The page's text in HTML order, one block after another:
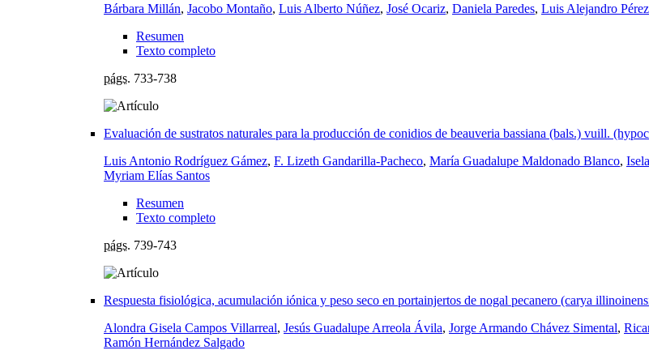
Bárbara Millán, Jacobo Montaño, Luis Alberto Núñez, José Ocariz, Daniela Paredes, Luis Alejandro Pérez
Resumen
Texto completo
págs. 733-738
Evaluación de sustratos naturales para la producción de conidios de beauveria bassiana (bals.) vuill.
Luis Antonio Rodríguez Gámez, F. Lizeth Gandarilla-Pacheco, María Guadalupe Maldonado Blanco,
Myriam Elías Santos
Resumen
Texto completo
págs. 739-743
Respuesta fisiológica, acumulación iónica y peso seco en portainjertos de nogal pecanero (carya
Alondra Gisela Campos Villarreal, Jesús Guadalupe Arreola Ávila, Jorge Armando Chávez Simental,
Ramón Hernández Salgado